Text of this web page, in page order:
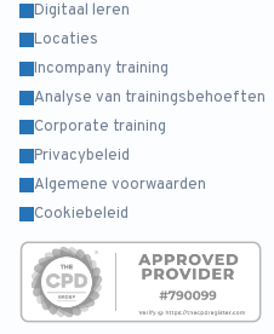
Digitaal leren
Locaties
Incompany training
Analyse van trainingsbehoeften
Corporate training
Privacybeleid
Algemene voorwaarden
Cookiebeleid